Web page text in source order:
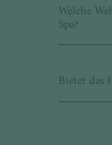
Welche
Spa?
Bietet das